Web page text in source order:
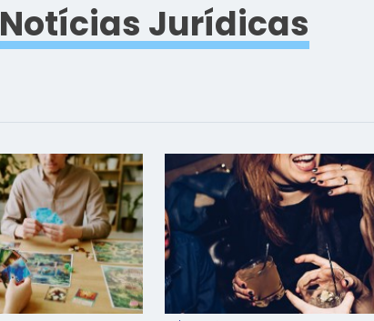
Notícias Jurídicas